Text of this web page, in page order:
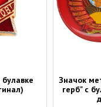
Значок
герб" с